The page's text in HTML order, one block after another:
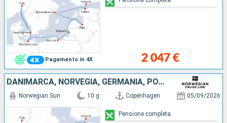
Pagamento in 4X 2 047 €
DANIMARCA, NORVEGIA, GERMANIA, POLONIA, LETTONIA, SVEZIA, ESTONIA, FINLANDIA
Norwegian Sun 10 g Copenhagen 05/09/2026
Pensione completa